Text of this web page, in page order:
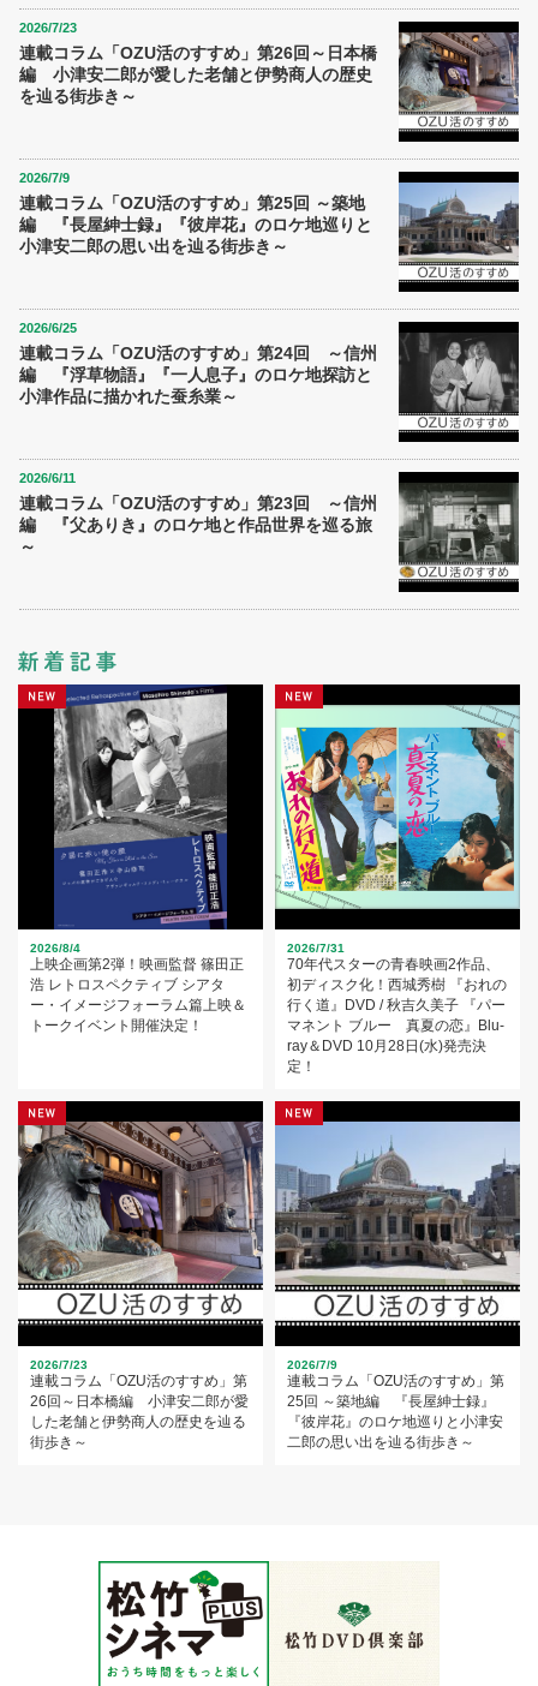
2026/7/23
連載コラム「OZU活のすすめ」第26回～日本橋
編 小津安二郎が愛した老舗と伊勢商人の歴史
を辿る街歩き～
2026/7/9
連載コラム「OZU活のすすめ」第25回 ～築地
編 『長屋紳士録』『彼岸花』のロケ地巡りと
小津安二郎の思い出を辿る街歩き～
2026/6/25
連載コラム「OZU活のすすめ」第24回 ～信州
編 『浮草物語』『一人息子』のロケ地探訪と
小津作品に描かれた蚕糸業～
2026/6/11
連載コラム「OZU活のすすめ」第23回 ～信州
編 『父ありき』のロケ地と作品世界を巡る旅
～
2026/8/4
上映企画第2弾！映画監督 篠田正
浩 レトロスペクティブ シアタ
ー・イメージフォーラム篇上映＆
トークイベント開催決定！
2026/7/31
70年代スターの青春映画2作品、
初ディスク化！西城秀樹 『おれの
行く道』DVD / 秋吉久美子 『パー
マネント ブルー 真夏の恋』Blu-
ray＆DVD 10月28日(水)発売決
定！
2026/7/23
連載コラム「OZU活のすすめ」第
26回～日本橋編 小津安二郎が愛
した老舗と伊勢商人の歴史を辿る
街歩き～
2026/7/9
連載コラム「OZU活のすすめ」第
25回 ～築地編 『長屋紳士録』
『彼岸花』のロケ地巡りと小津安
二郎の思い出を辿る街歩き～